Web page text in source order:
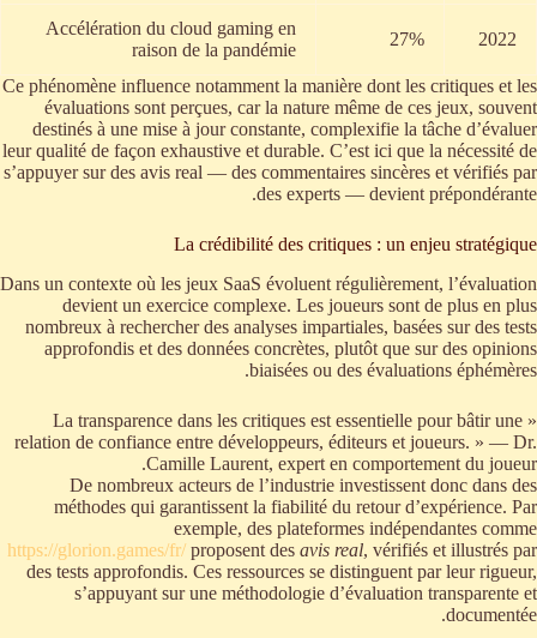
2022
27%
Accélération du cloud gaming en
raison de la pandémie
Ce phénomène influence notamment la manière dont les critiques et les
évaluations sont perçues, car la nature même de ces jeux, souvent
destinés à une mise à jour constante, complexifie la tâche d’évaluer
leur qualité de façon exhaustive et durable. C’est ici que la nécessité de
s’appuyer sur des avis real — des commentaires sincères et vérifiés par
des experts — devient prépondérante.
La crédibilité des critiques : un enjeu stratégique
Dans un contexte où les jeux SaaS évoluent régulièrement, l’évaluation
devient un exercice complexe. Les joueurs sont de plus en plus
nombreux à rechercher des analyses impartiales, basées sur des tests
approfondis et des données concrètes, plutôt que sur des opinions
biaisées ou des évaluations éphémères.
« La transparence dans les critiques est essentielle pour bâtir une
relation de confiance entre développeurs, éditeurs et joueurs. » — Dr.
Camille Laurent, expert en comportement du joueur.
De nombreux acteurs de l’industrie investissent donc dans des
méthodes qui garantissent la fiabilité du retour d’expérience. Par
exemple, des plateformes indépendantes comme
https://glorion.games/fr/proposent des avis real, vérifiés et illustrés par
des tests approfondis. Ces ressources se distinguent par leur rigueur,
s’appuyant sur une méthodologie d’évaluation transparente et
documentée.